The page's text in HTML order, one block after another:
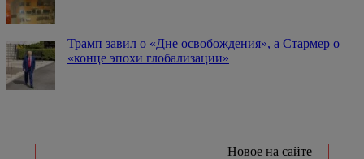
Трамп завил о «Дне освобождения», а Стармер о
«конце эпохи глобализации»
Новое на сайте